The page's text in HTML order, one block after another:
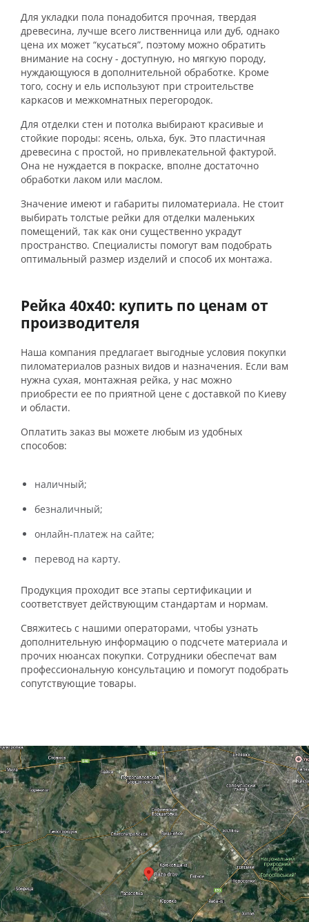
Для укладки пола понадобится прочная, твердая
древесина, лучше всего лиственница или дуб, однако
цена их может “кусаться”, поэтому можно обратить
внимание на сосну - доступную, но мягкую породу,
нуждающуюся в дополнительной обработке. Кроме
того, сосну и ель используют при строительстве
каркасов и межкомнатных перегородок.
Для отделки стен и потолка выбирают красивые и
стойкие породы: ясень, ольха, бук. Это пластичная
древесина с простой, но привлекательной фактурой.
Она не нуждается в покраске, вполне достаточно
обработки лаком или маслом.
Значение имеют и габариты пиломатериала. Не стоит
выбирать толстые рейки для отделки маленьких
помещений, так как они существенно украдут
пространство. Специалисты помогут вам подобрать
оптимальный размер изделий и способ их монтажа.
Рейка 40х40: купить по ценам от
производителя
Наша компания предлагает выгодные условия покупки
пиломатериалов разных видов и назначения. Если вам
нужна сухая, монтажная рейка, у нас можно
приобрести ее по приятной цене с доставкой по Киеву
и области.
Оплатить заказ вы можете любым из удобных
способов:
наличный;
безналичный;
онлайн-платеж на сайте;
перевод на карту.
Продукция проходит все этапы сертификации и
соответствует действующим стандартам и нормам.
Свяжитесь с нашими операторами, чтобы узнать
дополнительную информацию о подсчете материала и
прочих нюансах покупки. Сотрудники обеспечат вам
профессиональную консультацию и помогут подобрать
сопутствующие товары.